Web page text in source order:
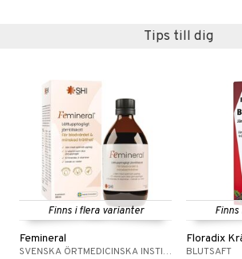
Tips till dig
Finns i flera varianter
Femineral
SVENSKA ÖRTMEDICINSKA INSTITUTET
Floradix
BLUTSAFT